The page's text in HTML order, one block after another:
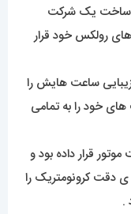
ساخت یک شرکت
رولکس خود قرار
ساعت هایش را
خود را به تمامی
قرار داده بود و
سال ۱۹۱۰ گواهینامه ی دقت کرونومتریک را
.